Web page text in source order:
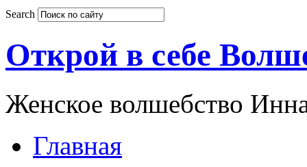
Search
Открой в себе
Женское волшебство
Главная